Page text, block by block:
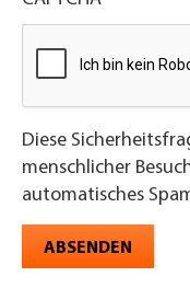
Diese
menschlicher
automatisches
ABSENDEN